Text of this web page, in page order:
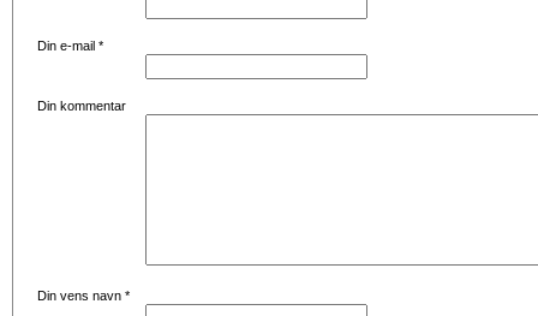
Din e-mail *
Din kommentar
Din vens navn *